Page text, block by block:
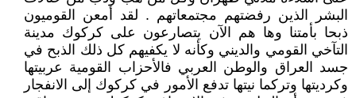
البشر الذين رفضتهم مجتمعاتهم . لقد أمعن القوميون
ذبحا بأمتنا وها هم الآن يتصارعون على كركوك مدينة
التآخي القومي والديني وكأنه لا يكفيهم كل ذلك الذبح في
جسد العراق والوطن العربي فالأحزاب القومية عربيتها
وكرديتها وتركما نيتها تدفع الأمور في كركوك إلى الانفجار